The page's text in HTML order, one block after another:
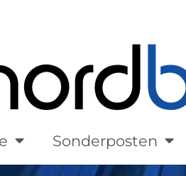
Sonderposten